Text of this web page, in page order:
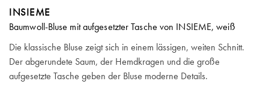
INSIEME
Baumwoll-Bluse mit aufgesetzter Tasche von INSIEME, weiß
Die klassische Bluse zeigt sich in einem lässigen, weiten Schnitt.
Der abgerundete Saum, der Hemdkragen und die große
aufgesetzte Tasche geben der Bluse moderne Details.